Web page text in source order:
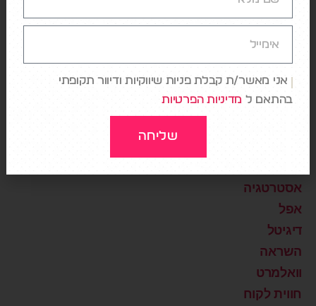
AI
DATA
Design
Digital Healthcare
NETFLIX
אסטרטגיה
אפל
דיגיטל
השראה
וואלמרט
חווית לקוח
אני מאשר/ת קבלת פניות שיווקיות ודיוור תקופתי
בהתאם ל מדיניות הפרטיות
שליחה